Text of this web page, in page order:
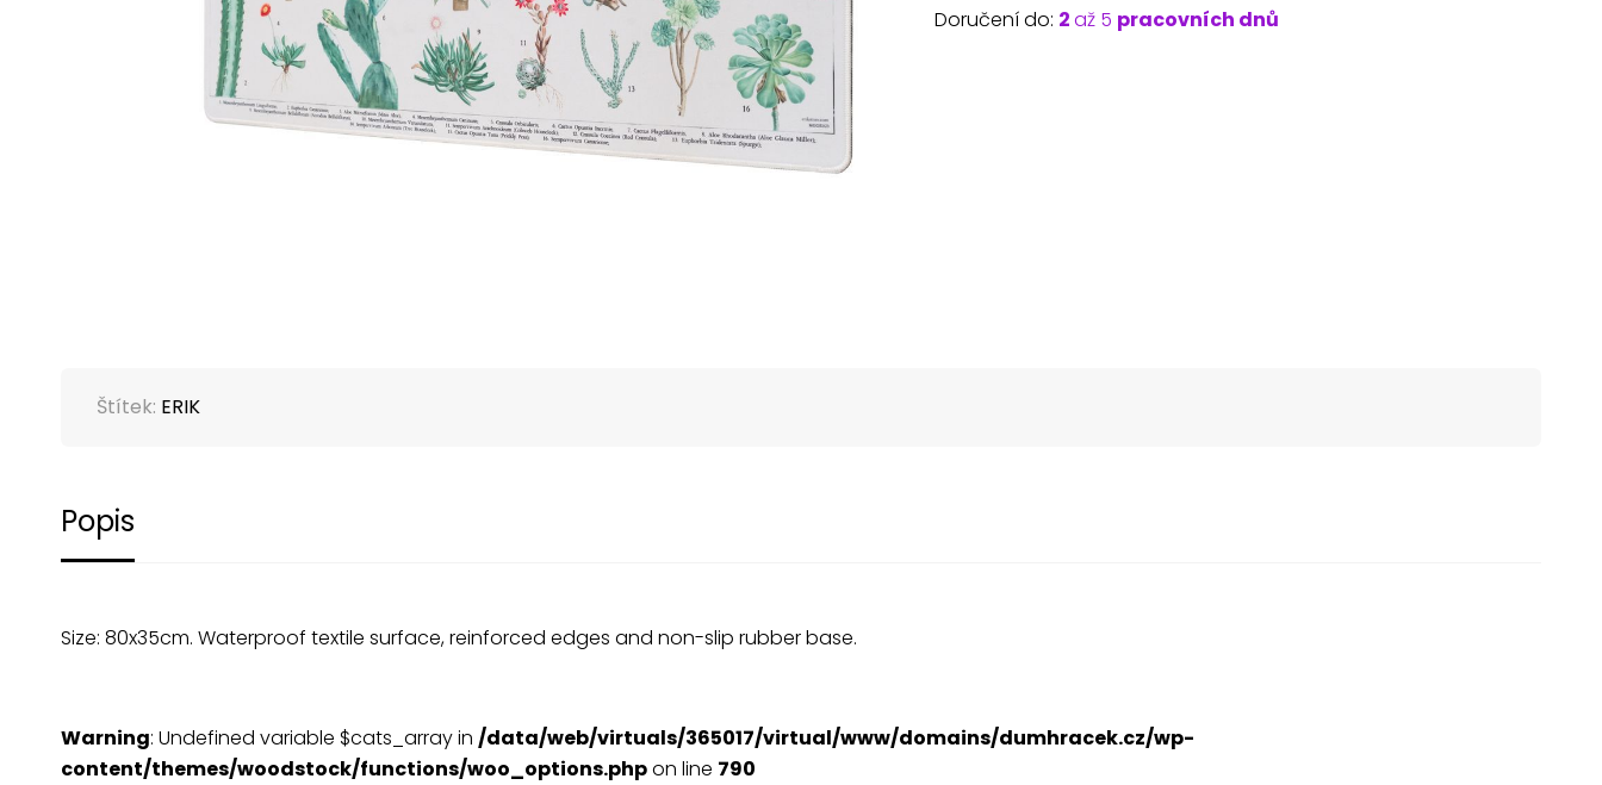
Doručení do: 2až 5 pracovních dnů
Štítek: ERIK
Popis
Size: 80x35cm. Waterproof textile surface, reinforced edges and non-slip rubber base.
Warning: Undefined variable $cats_array in /data/web/virtuals/365017/virtual/www/domains/dumhracek.cz/wp-
content/themes/woodstock/functions/woo_options.phpon line 790